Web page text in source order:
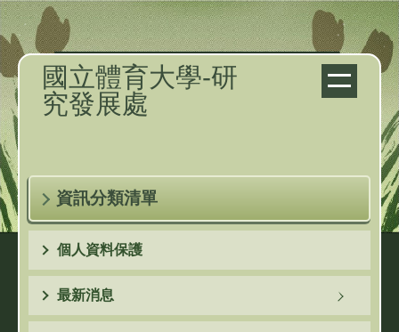
跳
到
主
要
內
容
區
國立體育大學-研
究發展處
資訊分類清單
個人資料保護
最新消息